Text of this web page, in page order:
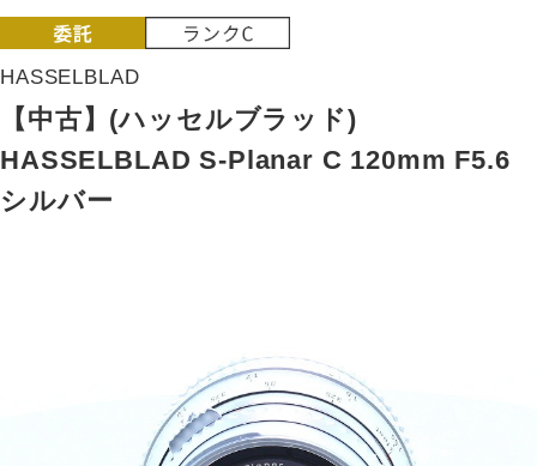
HASSELBLAD
【中古】(ハッセルブラッド)
HASSELBLAD S-Planar C 120mm F5.6
シルバー